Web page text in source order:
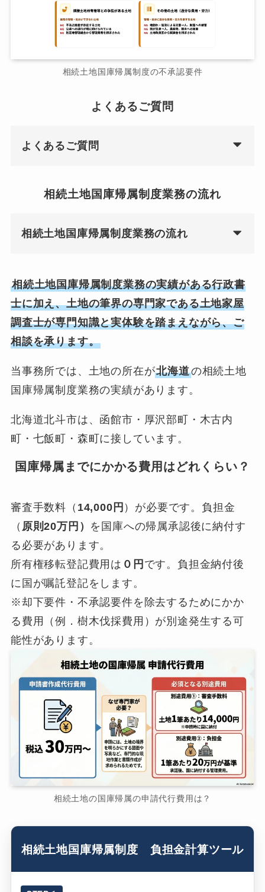
相続土地国庫帰属制度の不承認要件
よくあるご質問
よくあるご質問
相続土地国庫帰属制度業務の流れ
相続土地国庫帰属制度業務の流れ
相続土地国庫帰属制度業務の実績がある行政書
士に加え、土地の筆界の専門家である土地家屋
調査士が専門知識と実体験を踏まえながら、ご
相談を承ります。
当事務所では、土地の所在が北海道の相続土地
国庫帰属制度業務の実績があります。
北海道北斗市は、函館市・厚沢部町・木古内
町・七飯町・森町に接しています。
国庫帰属までにかかる費用はどれくらい？
審査手数料（ 14,000円 ）が必要です。負担金
（ 原則20万円） を国庫への帰属承認後に納付す
る必要があります。
所有権移転登記費用は ０円 です。負担金納付後
に国が嘱託登記をします。
※却下要件・不承認要件を除去するためにかか
る費用（例．樹木伐採費用）が別途発生する可
能性があります。
相続土地の国庫帰属の申請代行費用は？
相続土地国庫帰属制度 負担金計算ツール